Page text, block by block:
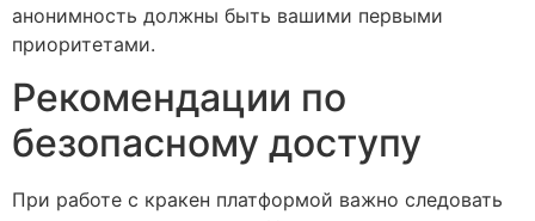
анонимность должны быть вашими первыми
приоритетами.
Рекомендации по
безопасному доступу
При работе с кракен платформой важно следовать